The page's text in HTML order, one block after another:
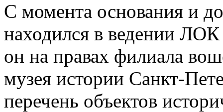
С момента основания и
находился в ведении
он на правах филиала
музея истории Санкт-
перечень объектов